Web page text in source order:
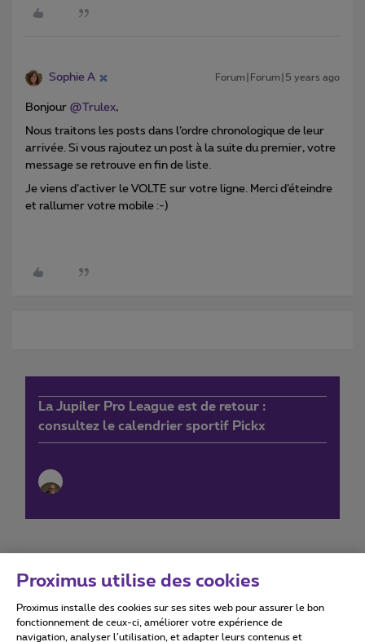
Sophie A Forum|Forum|5 years ago
Bonjour @Trulex,
Nous traitons les posts dans l’ordre chronologique de leur
arrivée. Si vous rajoutez un post à la suite du premier, votre
message se retrouve en fin de liste.
Je viens d’activer le VOLTE sur votre ligne. Merci d’éteindre
et rallumer votre mobile :-)
La Jupiler Pro League est de retour :
consultez le calendrier sportif Pickx
Conditions d'utilisation Accessibility statement
Proximus utilise des cookies
Proximus installe des cookies sur ses sites web pour assurer le bon
fonctionnement de ceux-ci, améliorer votre expérience de
navigation, analyser l’utilisation, et adapter leurs contenus et